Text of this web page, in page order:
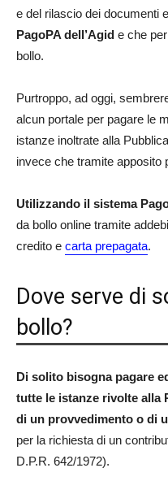
e del rilascio dei documenti
PagoPA dell’Agid e che
bollo.
Purtroppo, ad oggi,
alcun portale per pagare le
istanze inoltrate alla
invece che tramite apposito
Utilizzando il sistema
da bollo online tramite
credito e carta prepagata.
Dove serve di
bollo?
Di solito bisogna pagare
tutte le istanze rivolte alla
di un provvedimento o di
per la richiesta di un
D.P.R. 642/1972).